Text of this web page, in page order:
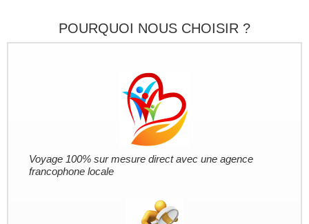
POURQUOI NOUS CHOISIR ?
Voyage 100% sur mesure direct avec une agence
francophone locale